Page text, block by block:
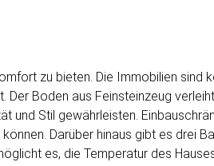
zu bieten. Die Immobilien sind
Boden aus Feinsteinzeug
und Stil gewährleisten.
Darüber hinaus gibt es drei
es, die Temperatur des